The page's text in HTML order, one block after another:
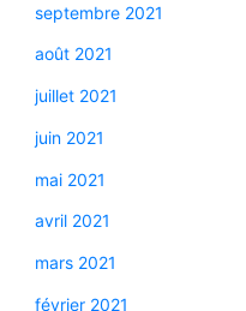
septembre 2021
août 2021
juillet 2021
juin 2021
mai 2021
avril 2021
mars 2021
février 2021